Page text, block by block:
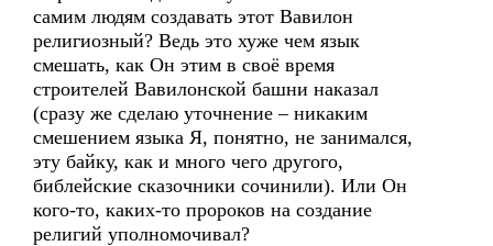
самим людям создавать этот Вавилон
религиозный? Ведь это хуже чем язык
смешать, как Он этим в своё время
строителей Вавилонской башни наказал
(сразу же сделаю уточнение – никаким
смешением языка Я, понятно, не занимался,
эту байку, как и много чего другого,
библейские сказочники сочинили). Или Он
кого-то, каких-то пророков на создание
религий уполномочивал?